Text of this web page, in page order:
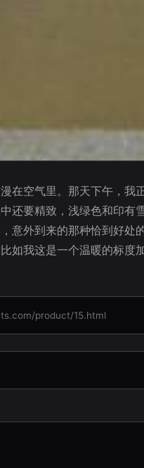
在空气里。那天下午，
还要精致，浅绿色和印有
意外到来的那种恰到好
如我这是一个温暖的标
product/15.html